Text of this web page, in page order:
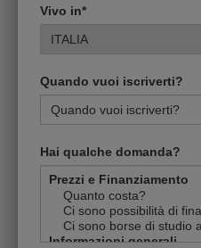
Vivo in*
Quando vuoi iscriverti?
Hai qualche domanda?